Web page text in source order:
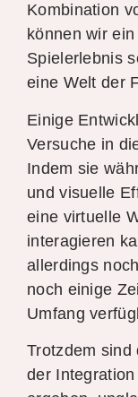
Kombination
können wir
Spielerlebnis
eine Welt der
Einige
Versuche in
Indem sie
und visuelle
eine virtuelle
interagieren
allerdings
noch einige
Umfang
Trotzdem sind
der